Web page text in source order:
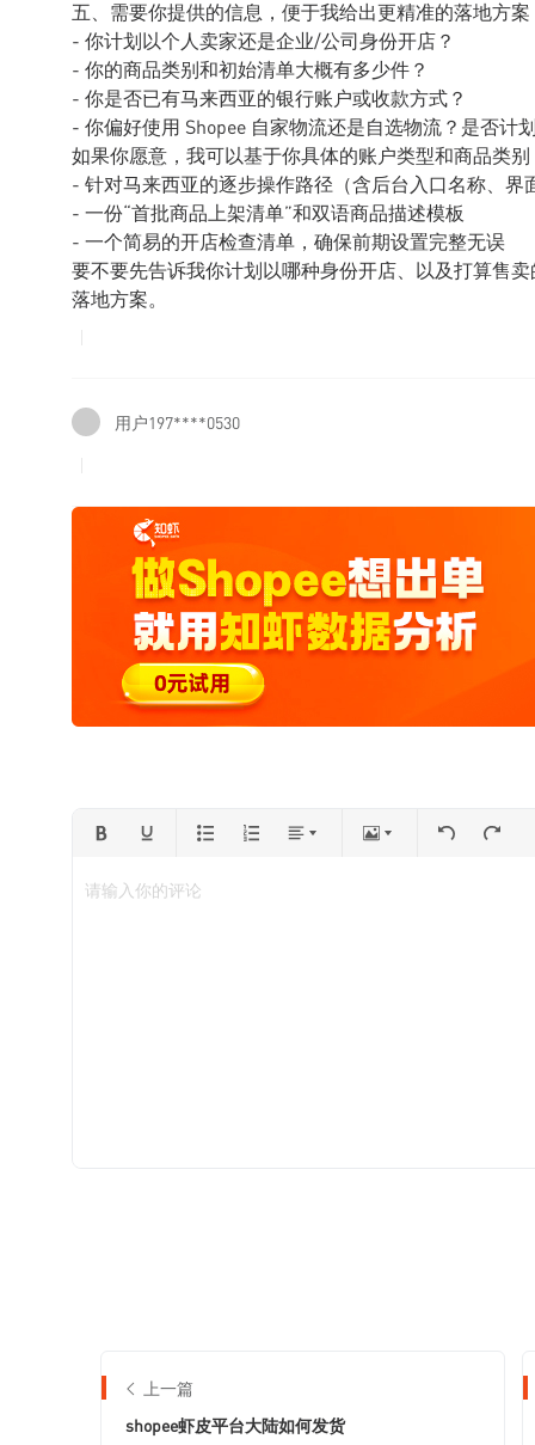
五、需要你提供的信息，便于我给出更精准的落地方案
- 你计划以个人卖家还是企业/公司身份开店？
- 你的商品类别和初始清单大概有多少件？
- 你是否已有马来西亚的银行账户或收款方式？
- 你偏好使用 Shopee 自家物流还是自选物流？是否计
如果你愿意，我可以基于你具体的账户类型和商品类
- 针对马来西亚的逐步操作路径（含后台入口名称、界
- 一份“首批商品上架清单”和双语商品描述模板
- 一个简易的开店检查清单，确保前期设置完整无误
要不要先告诉我你计划以哪种身份开店、以及打算售
落地方案。
用户197****0530
请输入你的评论
上一篇
shopee虾皮平台大陆如何发货